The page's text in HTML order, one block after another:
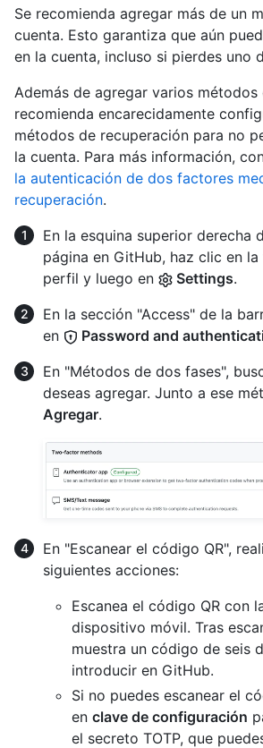
Se recomienda agregar más de un
cuenta. Esto garantiza que aún
en la cuenta, incluso si pierdes uno
Además de agregar varios métodos
recomienda encarecidamente
métodos de recuperación para no
la cuenta. Para más información,
la autenticación de dos factores
recuperación.
En la esquina superior derecha
página en GitHub, haz clic en
perfil y luego en
Settings.
En la sección "Access" de la
en
Password and
En "Métodos de dos fases",
deseas agregar. Junto a ese
Agregar.
En "Escanear el código QR",
siguientes acciones:
Escanea el código QR con
dispositivo móvil. Tras
muestra un código de seis
introducir en GitHub.
Si no puedes escanear el
en clave de configuración
el secreto TOTP, que